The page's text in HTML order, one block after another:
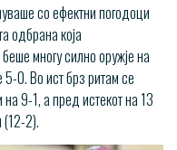
со ефектни погодоци
одбрана која
многу силно оружје на
0. Во ист брз ритам се
9-1, а пред истекот на 13
(12-2).